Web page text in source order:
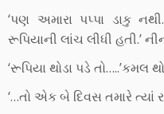
‘પણ અમારા પપ્પા ડાકુ
રૂપિયાની લાંચ લીધી હતી.’
‘રૂપિયા થોડા પડે તો…..’કમલ
‘…તો એક બે દિવસ તમારે ત્યાં